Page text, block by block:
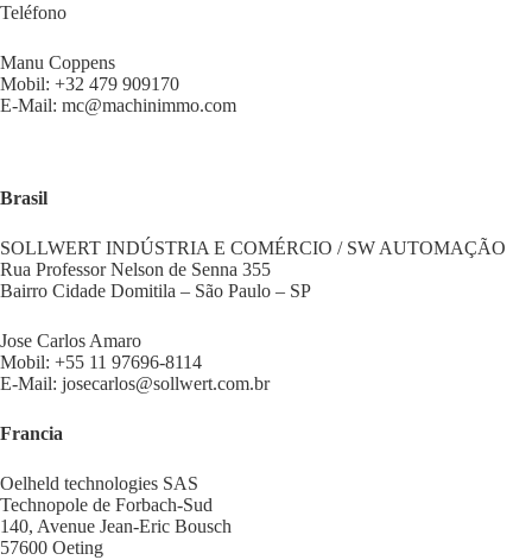
Teléfono
Manu Coppens
Mobil: +32 479 909170
E-Mail: mc@machinimmo.com
Brasil
SOLLWERT INDÚSTRIA E COMÉRCIO / SW AUTOMAÇÃO
Rua Professor Nelson de Senna 355
Bairro Cidade Domitila – São Paulo – SP
Jose Carlos Amaro
Mobil: +55 11 97696-8114
E-Mail: josecarlos@sollwert.com.br
Francia
Oelheld technologies SAS
Technopole de Forbach-Sud
140, Avenue Jean-Eric Bousch
57600 Oeting